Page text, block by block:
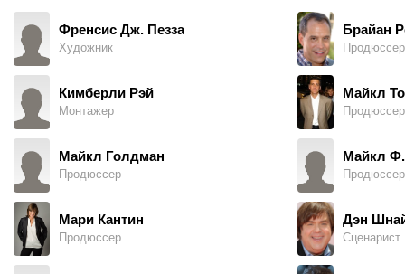
Френсис Дж. Пезза
Художник
Кимберли Рэй
Монтажер
Майкл Голдман
Продюссер
Мари Кантин
Продюссер
Брайан
Майкл
Продюссер
Майкл
Продюссер
Дэн
Сценарист